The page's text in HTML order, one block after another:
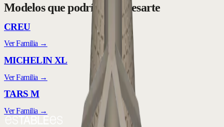
Modelos que podrían interesarte
CREU
Ver Familia →
MICHELIN XL
Ver Familia →
TARS M
Ver Familia →